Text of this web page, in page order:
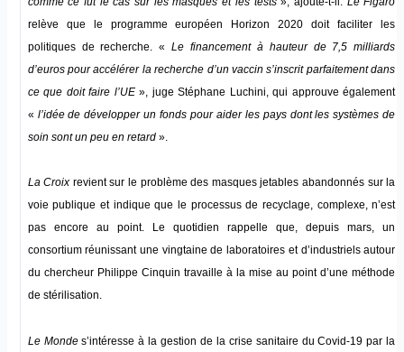
relève que le programme européen Horizon 2020 doit faciliter les
politiques de recherche. «Le financement à hauteur de 7,5 milliards
d’euros pour accélérer la recherche d’un vaccin s’inscrit parfaitement dans
ce que doit faire l’UE», juge Stéphane Luchini, qui approuve également
« l’idée de développer un fonds pour aider les pays dont les systèmes de
soin sont un peu en retard ».
La Croix revient sur le problème des masques jetables abandonnés sur la
voie publique et indique que le processus de recyclage, complexe, n’est
pas encore au point. Le quotidien rappelle que, depuis mars, un
consortium réunissant une vingtaine de laboratoires et d’industriels autour
du chercheur Philippe Cinquin travaille à la mise au point d’une méthode
de stérilisation.
Le Mondes’intéresse à la gestion de la crise sanitaire du Covid-19 par la